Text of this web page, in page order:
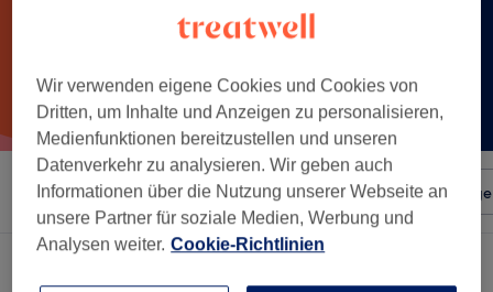
Sortieren nach Beliebiger Preis Salons
Ein Salon, der anbietet:
Wir verwenden eigene Cookies und Cookies von
Dritten, um Inhalte und Anzeigen zu personalisieren,
Medienfunktionen bereitzustellen und unseren
Datenverkehr zu analysieren. Wir geben auch
Informationen über die Nutzung unserer Webseite an
unsere Partner für soziale Medien, Werbung und
Analysen weiter. Cookie-Richtlinien